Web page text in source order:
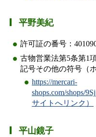
平野美紀
許可証の番号：
古物営業法第5条第1
記号その他の符号（
https://mercari-
shops.com/shops/
サイトへリンク）
平山鏡子